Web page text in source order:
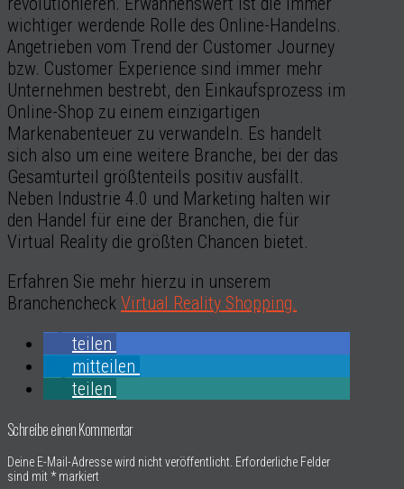
wichtiger werdende Rolle des Online-Handelns.
Angetrieben vom Trend der Customer Journey
bzw. Customer Experience sind immer mehr
Unternehmen bestrebt, den Einkaufsprozess im
Online-Shop zu einem einzigartigen
Markenabenteuer zu verwandeln. Es handelt
sich also um eine weitere Branche, bei der das
Gesamturteil größtenteils positiv ausfällt.
Neben Industrie 4.0 und Marketing halten wir
den Handel für eine der Branchen, die für
Virtual Reality die größten Chancen bietet.
Erfahren Sie mehr hierzu in unserem
Branchencheck Virtual Reality Shopping.
teilen
mitteilen
teilen
Schreibe einen Kommentar
Deine E-Mail-Adresse wird nicht veröffentlicht. Erforderliche Felder
sind mit * markiert